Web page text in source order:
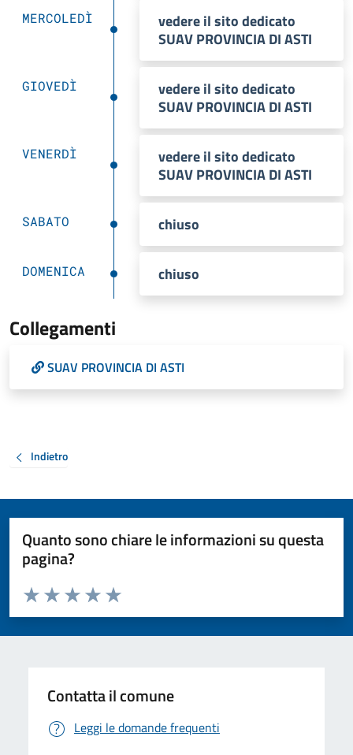
MERCOLEDÌ
vedere il sito dedicato
SUAV PROVINCIA DI ASTI
GIOVEDÌ
vedere il sito dedicato
SUAV PROVINCIA DI ASTI
VENERDÌ
vedere il sito dedicato
SUAV PROVINCIA DI ASTI
SABATO chiuso
DOMENICA chiuso
Collegamenti
SUAV PROVINCIA DI ASTI
Indietro
Quanto sono chiare le informazioni su questa
pagina?
Valuta da 1 a 5 stelle la pagina
Valuta 5 stelle su 5
Valuta 4 stelle su 5
Valuta 3 stelle su 5
Valuta 2 stelle su 5
Valuta 1 stelle su 5
Contatta il comune
Leggi le domande frequenti